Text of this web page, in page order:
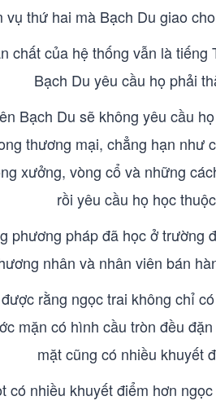
vụ thứ hai mà Bạch Du giao
của hệ thống vẫn là
Bạch Du yêu cầu họ phải
Bạch Du sẽ không yêu cầu
thương mại, chẳng hạn
xưởng, vòng cổ và những
rồi yêu cầu họ học
phương pháp đã học ở trường
nhân và nhân viên bán
rằng ngọc trai không chỉ
mặn có hình cầu tròn đều
mặt cũng có nhiều khuyết
có nhiều khuyết điểm hơn